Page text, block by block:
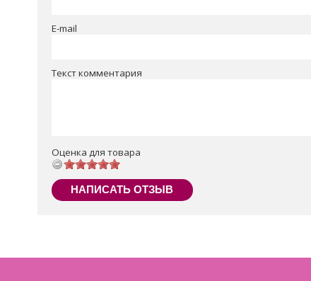
E-mail
Текст комментария
Оценка для товара
НАПИСАТЬ ОТЗЫВ